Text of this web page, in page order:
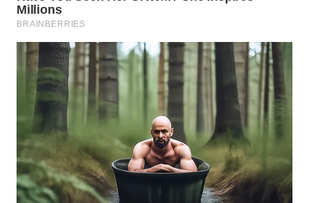
WN
MAJALENGKA
WN
SUBANG
WN
SUKABUMI
WN
PURWAKARTA